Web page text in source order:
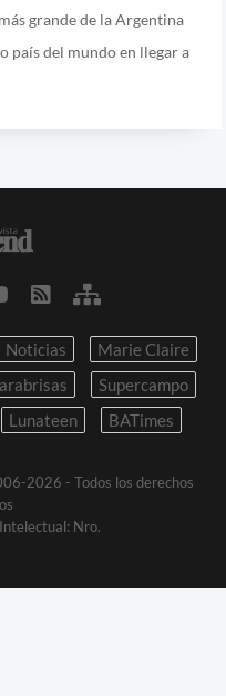
grande de la Argentina
país del mundo en llegar a
Noticias
Marie Claire
Supercampo
Lunateen BATimes
2026 - Todos los derechos
Nro.